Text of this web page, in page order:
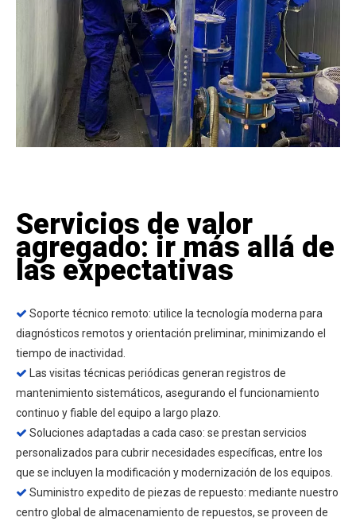
Servicios de valor
agregado: ir más allá de
las expectativas
 Soporte técnico remoto: utilice la tecnología moderna para
diagnósticos remotos y orientación preliminar, minimizando el
tiempo de inactividad.

Las visitas técnicas periódicas generan registros de
mantenimiento sistemáticos, asegurando el funcionamiento
continuo y fiable del equipo a largo plazo.
 Soluciones adaptadas a cada caso: se prestan servicios
personalizados para cubrir necesidades específicas, entre los
que se incluyen la modificación y modernización de los equipos.
 Suministro expedito de piezas de repuesto: mediante nuestro
centro global de almacenamiento de repuestos, se proveen de